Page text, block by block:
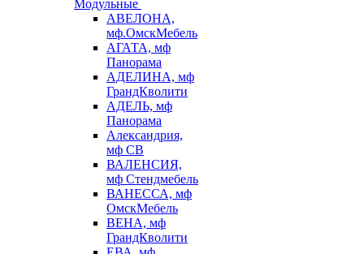
Модульные
АВЕЛОНА,
мф.ОмскМебель
АГАТА, мф
Панорама
АДЕЛИНА, мф
ГрандКволити
АДЕЛЬ, мф
Панорама
Александрия,
мф СВ
ВАЛЕНСИЯ,
мф Стендмебель
ВАНЕССА, мф
ОмскМебель
ВЕНА, мф
ГрандКволити